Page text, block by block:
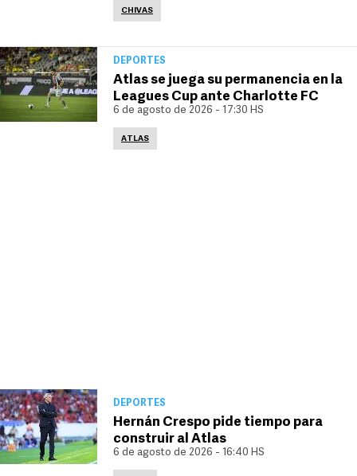
CHIVAS
DEPORTES
Atlas se juega su permanencia en la
Leagues Cup ante Charlotte FC
6 de agosto de 2026 - 17:30 HS
ATLAS
DEPORTES
Hernán Crespo pide tiempo para
construir al Atlas
6 de agosto de 2026 - 16:40 HS